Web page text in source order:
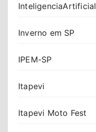
InteligenciaArtificial
Inverno em SP
IPEM-SP
Itapevi
Itapevi Moto Fest